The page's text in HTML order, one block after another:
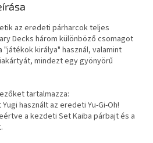
az eredeti párharcok teljes
Decks három különböző csomagot
királya" használ, valamint
mindezt egy gyönyörű
tartalmazza:
használt az eredeti Yu-Gi-Oh!
a kezdeti Set Kaiba párbajt és a